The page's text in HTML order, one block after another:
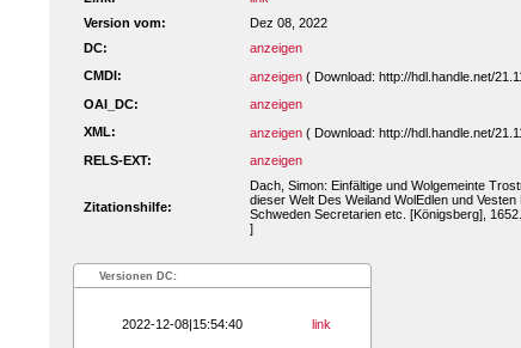
Version vom:
Dez 08, 2022
DC:
anzeigen
CMDI:
anzeigen ( Download: http://hdl.handle.net/
OAI_DC:
anzeigen
XML:
anzeigen ( Download: http://hdl.handle.net/
RELS-EXT:
anzeigen
Zitationshilfe:
Dach, Simon: Einfältige und Wolgemeinte
dieser Welt Des Weiland WolEdlen und
Schweden Secretarien etc. [Königsberg],
]
Versionen DC:
2022-12-08|15:54:40 link